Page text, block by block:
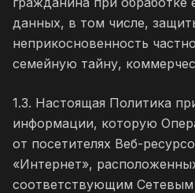
данных, в том числе,
неприкосновенность
семейную тайну,
1.3. Настоящая Политика
информации, которую
от посетителях Веб-
«Интернет»,
соответствующим Сетевым